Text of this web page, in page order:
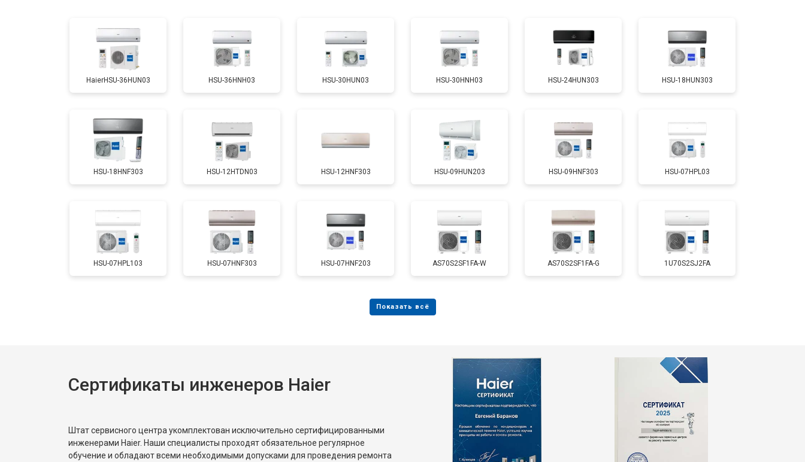
HaierHSU-36HUN03 HSU-36HNH03 HSU-30HUN03 HSU-30HNH03 HSU-24HUN303 HSU-18HUN303
HSU-18HNF303 HSU-12HTDN03 HSU-12HNF303 HSU-09HUN203 HSU-09HNF303 HSU-07HPL03
HSU-07HPL103 HSU-07HNF303 HSU-07HNF203 AS70S2SF1FA-W AS70S2SF1FA-G 1U70S2SJ2FA
Сертификаты инженеров Haier
Штат сервисного центра укомплектован исключительно сертифицированными
инженерами Haier. Наши специалисты проходят обязательное регулярное
обучение и обладают всеми необходимыми допусками для проведения ремонта